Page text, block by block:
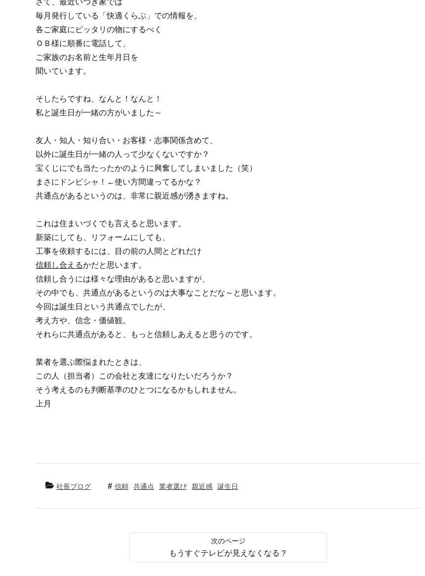
さて、最近いつき家では
毎月発行している「快適くらぶ」での情報を、
各ご家庭にピッタリの物にするべく
ＯＢ様に順番に電話して、
ご家族のお名前と生年月日を
聞いています。
そしたらですね、なんと！なんと！
私と誕生日が一緒の方がいました～
友人・知人・知り合い・お客様・志事関係含めて、
以外に誕生日が一緒の人って少なくないですか？
宝くじにでも当たったかのように興奮してしまいました（笑）
まさにドンピシャ！←使い方間違ってるかな？
共通点があるというのは、非常に親近感が湧きますね。
これは住まいづくでも言えると思います。
新築にしても、リフォームにしても、
工事を依頼するには、目の前の人間とどれだけ
信頼し合えるかだと思います。
信頼し合うには様々な理由があると思いますが、
その中でも、共通点があるというのは大事なことだな～と思います。
今回は誕生日という共通点でしたが、
考え方や、信念・価値観。
それらに共通点があると、もっと信頼しあえると思うのです。
業者を選ぶ際悩まれたときは、
この人（担当者）この会社と友達になりたいだろうか？
そう考えるのも判断基準のひとつになるかもしれません。
上月
社長ブログ 信頼 共通点 業者選び 親近感 誕生日
もうすぐテレビが見えなくなる？